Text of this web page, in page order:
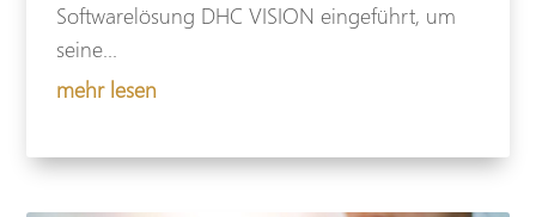
Softwarelösung DHC VISION eingeführt, um
seine...
mehr lesen